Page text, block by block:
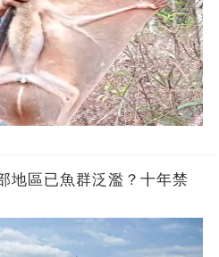
地區已魚群泛濫？十年禁